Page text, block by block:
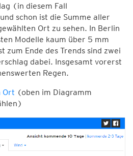
(in diesem Fall
schon ist die Summe aller
Ort zu sehen. In Berlin
Modelle kaum über 5 mm
zum Ende des Trends sind zwei
dabei. Insgesamt vorerst
Regen.
Ort (oben im Diagramm